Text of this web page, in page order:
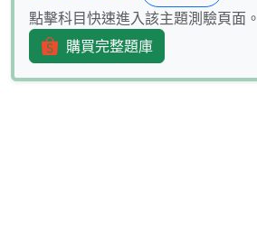
點擊科目快速進入該主題測驗頁面。
購買完整題庫